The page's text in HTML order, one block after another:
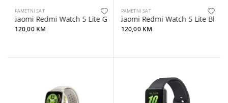
PAMETNI SAT
Xiaomi Redmi Watch 5 Lite Gold
120,00 KM
PAMETNI SAT
Xiaomi Redmi Watch 5 Lite Black
120,00 KM